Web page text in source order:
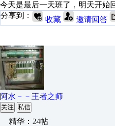
今天是最后一天班了，明天开始
分享到：
收藏 邀请回答
阿水－－王者之师
关注 私信
精华：24帖